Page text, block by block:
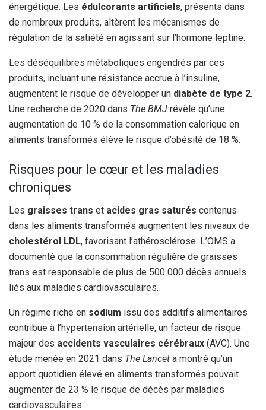
énergétique. Les édulcorants artificiels, présents dans
de nombreux produits, altèrent les mécanismes de
régulation de la satiété en agissant sur l’hormone leptine.
Les déséquilibres métaboliques engendrés par ces
produits, incluant une résistance accrue à l’insuline,
augmentent le risque de développer un diabète de type 2.
Une recherche de 2020 dans The BMJ révèle qu’une
augmentation de 10 % de la consommation calorique en
aliments transformés élève le risque d’obésité de 18 %.
Risques pour le cœur et les maladies
chroniques
Les graisses trans et acides gras saturés contenus
dans les aliments transformés augmentent les niveaux de
cholestérol LDL, favorisant l’athérosclérose. L’OMS a
documenté que la consommation régulière de graisses
trans est responsable de plus de 500 000 décès annuels
liés aux maladies cardiovasculaires.
Un régime riche en sodium issu des additifs alimentaires
contribue à l’hypertension artérielle, un facteur de risque
majeur des accidents vasculaires cérébraux (AVC). Une
étude menée en 2021 dans The Lancet a montré qu’un
apport quotidien élevé en aliments transformés pouvait
augmenter de 23 % le risque de décès par maladies
cardiovasculaires.